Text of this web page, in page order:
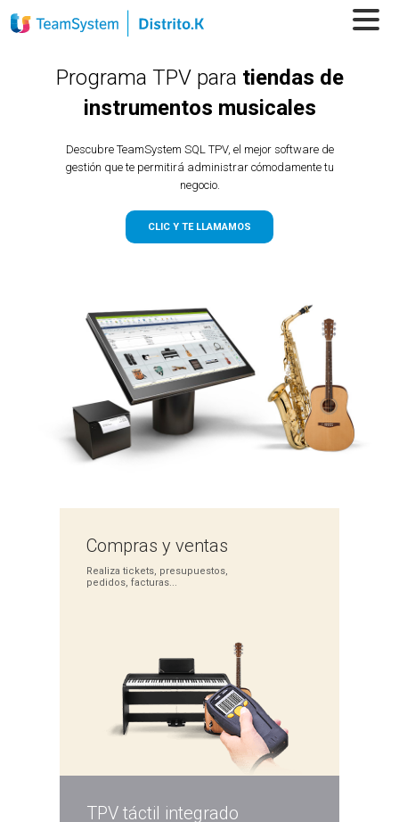
Programa TPV para tiendas de
instrumentos musicales
Descubre TeamSystem SQL TPV, el mejor software de
gestión que te permitirá administrar cómodamente tu
negocio.
CLIC Y TE LLAMAMOS
Comprasy ventas
Realiza tickets, presupuestos,
pedidos, facturas...
TPV táctil integrado